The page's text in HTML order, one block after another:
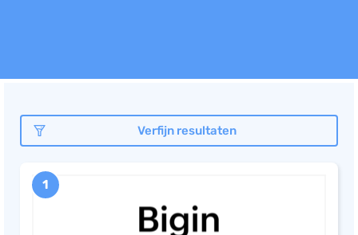
Sales
Offerte
Projectmanagement
Workflowmanagement
Verfijn resultaten
1